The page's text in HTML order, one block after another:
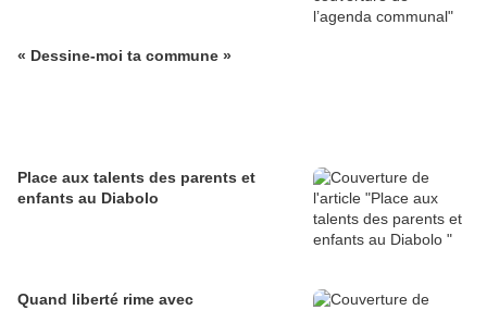
« Dessine-moi ta commune »
Place aux talents des parents et
enfants au Diabolo
Quand liberté rime avec